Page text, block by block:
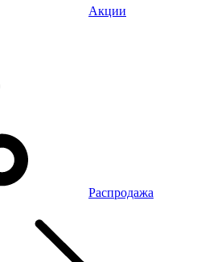
Акции
Распродажа